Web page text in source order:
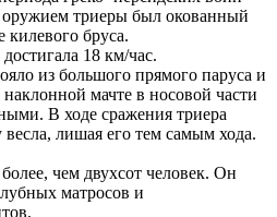
триеры был окованный
бруса.
18 км/час.
из большого прямого паруса и
мачте в носовой части
В ходе сражения триера
весла, лишая его тем самым хода.
чем двухсот человек. Он
матросов и